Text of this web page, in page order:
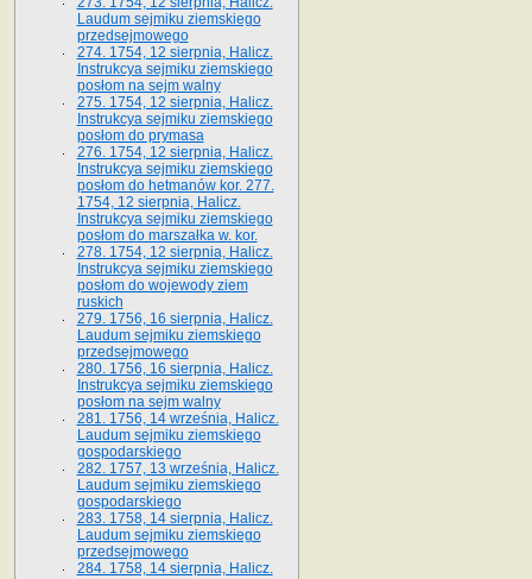
Laudum sejmiku ziemskiego
przedsejmowego
274. 1754, 12 sierpnia, Halicz.
Instrukcya sejmiku ziemskiego
posłom na sejm walny
275. 1754, 12 sierpnia, Halicz.
Instrukcya sejmiku ziemskiego
posłom do prymasa
276. 1754, 12 sierpnia, Halicz.
Instrukcya sejmiku ziemskiego
posłom do hetmanów kor. 277.
1754, 12 sierpnia, Halicz.
Instrukcya sejmiku ziemskiego
posłom do marszałka w. kor.
278. 1754, 12 sierpnia, Halicz.
Instrukcya sejmiku ziemskiego
posłom do wojewody ziem
ruskich
279. 1756, 16 sierpnia, Halicz.
Laudum sejmiku ziemskiego
przedsejmowego
280. 1756, 16 sierpnia, Halicz.
Instrukcya sejmiku ziemskiego
posłom na sejm walny
281. 1756, 14 września, Halicz.
Laudum sejmiku ziemskiego
gospodarskiego
282. 1757, 13 września, Halicz.
Laudum sejmiku ziemskiego
gospodarskiego
283. 1758, 14 sierpnia, Halicz.
Laudum sejmiku ziemskiego
przedsejmowego
284. 1758, 14 sierpnia, Halicz.